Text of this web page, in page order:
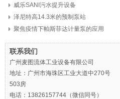
定制泵，8亿元
威乐SANI污水提升设备
泽尼特高14.3米的预制泵站
聚焦疫情下帕斯菲达计量泵的应用
联系我们
广州麦图流体工业设备有限公司
地址：广州市海珠区工业大道中270号
503房
电话：13826157744（微信同号）